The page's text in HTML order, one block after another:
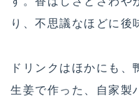
り、不思議なほどに後
ドリンクはほかにも
生姜で作った、自家製